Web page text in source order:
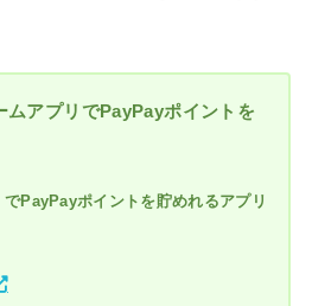
ムアプリでPayPayポイントを
PayPayポイントを貯めれるアプリ